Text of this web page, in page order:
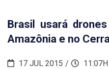
Brasil usará
Amazônia e no
17 JUL 2015 11:07H